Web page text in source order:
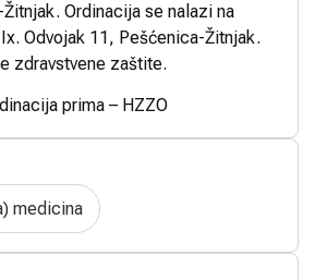
Ordinacija se nalazi na
Odvojak 11, Pešćenica-Žitnjak.
zdravstvene zaštite.
prima – HZZO
medicina